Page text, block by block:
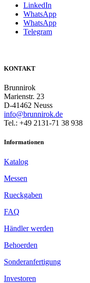
LinkedIn
WhatsApp
WhatsApp
Telegram
KONTAKT
Brunnirok
Marienstr. 23
D-41462 Neuss
info@brunnirok.de
Tel.: +49 2131-71 38 938
Informationen
Katalog
Messen
Rueckgaben
FAQ
Händler werden
Behoerden
Sonderanfertigung
Investoren